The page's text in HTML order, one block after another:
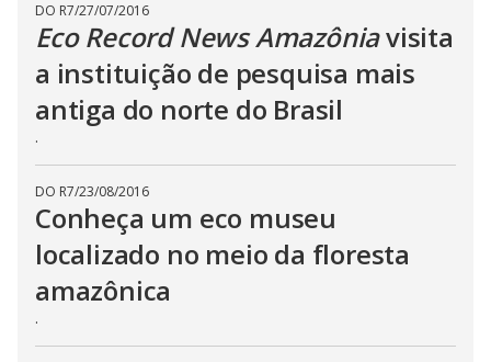
DO R7/27/07/2016
Eco Record News Amazôniavisita
a instituição de pesquisa mais
antiga do norte do Brasil
.
DO R7/23/08/2016
Conheça um eco museu
localizado no meio da floresta
amazônica
.